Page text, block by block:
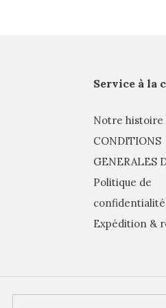
Service à la
Notre histoire
CONDITIONS
GENERALES
Politique de
confidentialité
Expédition &